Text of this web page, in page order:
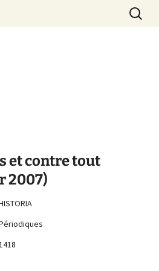
de la Culture
et contre tout
2007)